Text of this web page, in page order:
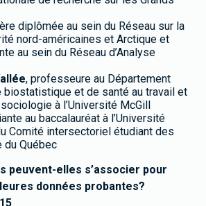
diplômée au sein du Réseau sur la
nord-américaines et Arctique et
au sein du Réseau d’Analyse
, professeure au Département
biostatistique et de santé au travail et
à l’Université McGill
au baccalauréat à l’Université
Comité intersectoriel étudiant des
du Québec
peuvent-elles s’associer pour
données probantes?